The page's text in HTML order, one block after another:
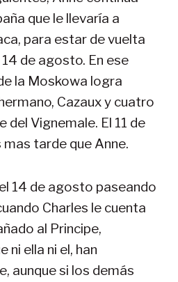
que le llevaría a
para estar de vuelta
de agosto. En ese
la Moskowa logra
Cazaux y cuatro
del Vignemale. El 11 de
tarde que Anne.
14 de agosto paseando
Charles le cuenta
al Principe,
ni ella ni el, han
aunque si los demás